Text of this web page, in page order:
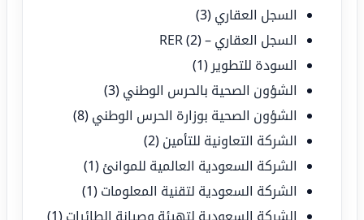
السجل العقاري (3)
السجل العقاري – RER(2)
السودة للتطوير (1)
الشؤون الصحية بالحرس الوطني (3)
الشؤون الصحية بوزارة الحرس الوطني (8)
الشركة التعاونية للتأمين (2)
الشركة السعودية العالمية للموانئ (1)
الشركة السعودية لتقنية المعلومات (1)
الشركة السعودية لتهيئة وصيانة الطائرات (1)